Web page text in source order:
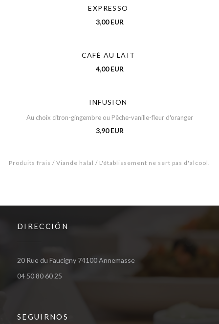
EXPRESSO
3,00 EUR
CAFÉ AU LAIT
4,00 EUR
INFUSION
Au choix citron-gingembre ou Pêche-vanille-fleur d'oranger
3,90 EUR
Produits frais / Viande halal / L'établissement ne sert pas d'alcool.
DIRECCIÓN
20 Rue du Faucigny 74100 Annemasse((abre en una nueva
04 50 80 60 25
SEGUIRNOS